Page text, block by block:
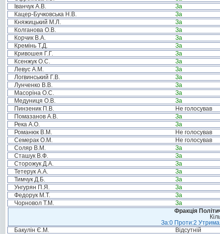
Іванчук А.В.
За
Кацер-Бучковська Н.В.
За
Княжицький М.Л.
За
Колганова О.В.
За
Корчик В.А.
За
Кремінь Т.Д.
За
Кривошея Г.Г.
За
Ксенжук О.С.
За
Левус А.М.
За
Логвинський Г.В.
За
Лунченко В.В.
За
Масоріна О.С.
За
Медуниця О.В.
За
Пинзеник П.В.
Не голосував
Помазанов А.В.
За
Река А.О.
За
Романюк В.М.
Не голосував
Семерак О.М.
Не голосував
Соляр В.М.
За
Сташук В.Ф.
За
Сторожук Д.А.
За
Тетерук А.А.
За
Тимчук Д.Б.
За
Унгурян П.Я.
За
Федорук М.Т.
За
Чорновол Т.М.
За
Фракція
За:0 Проти:2
Бакулін Є.М.
Відсутній